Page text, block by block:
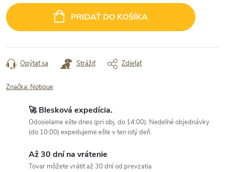
cena:
PRIDAŤ DO KOŠÍKA
Opýtať sa Strážiť Zdieľať
Značka: Notique
🚀 Blesková expedícia.
Odosielame ešte dnes (pri obj. do 14:00). Nedeľné objednávky
(do 10:00) expedujeme ešte v ten istý deň.
Až 30 dní na vrátenie
Tovar môžete vrátiť až 30 dní od prevzatia